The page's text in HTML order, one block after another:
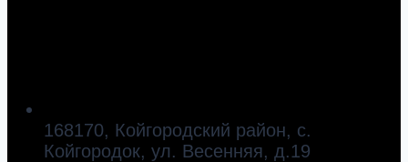
168170, Койгородский район, с.
Койгородок, ул. Весенняя, д.19